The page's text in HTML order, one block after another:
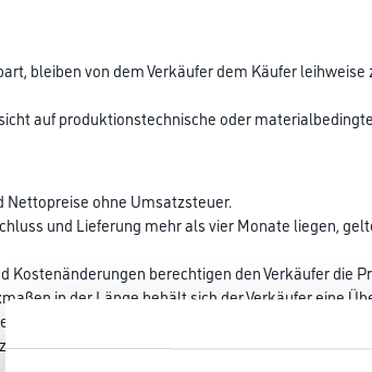
bleiben von dem Verkäufer dem Käufer
auf produktionstechnische oder
Nettopreise ohne Umsatzsteuer.
und Lieferung mehr als vier Monate liegen,
Kostenänderungen berechtigen den Verkäufer die
in der Länge behält sich der Verkäufer eine
in Fertigpackungen (Farb- und
berechnen.